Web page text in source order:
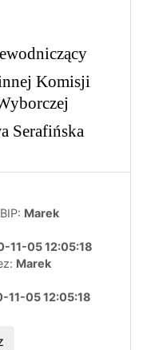
Komisji
Serafińska
Marek
11-05 12:05:18
Marek
11-05 12:05:18